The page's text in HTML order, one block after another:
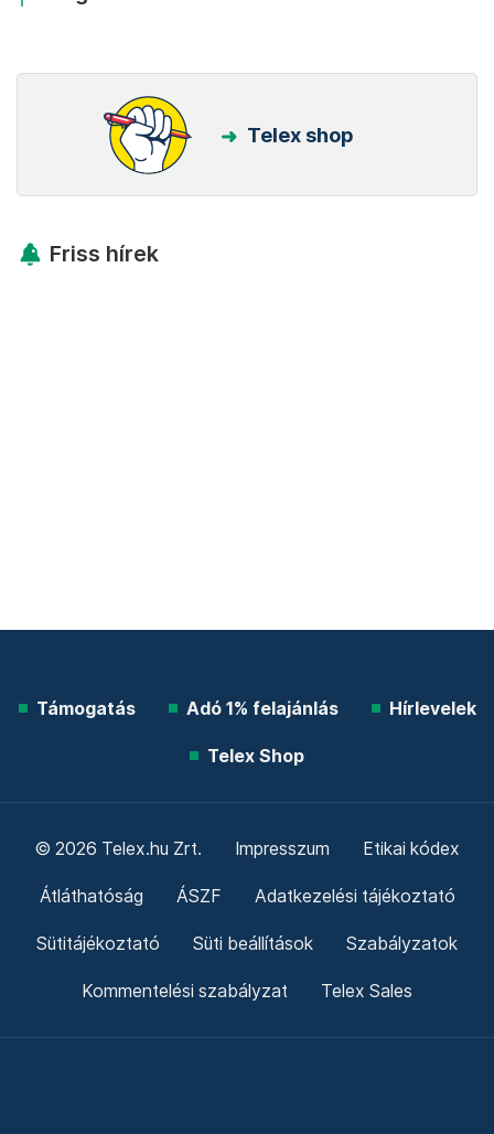
Telex shop
Friss hírek
Támogatás Adó 1% felajánlás Hírlevelek
Telex Shop
© 2026 Telex.hu Zrt. Impresszum Etikai kódex
Átláthatóság ÁSZF Adatkezelési tájékoztató
Sütitájékoztató Süti beállítások Szabályzatok
Kommentelési szabályzat Telex Sales